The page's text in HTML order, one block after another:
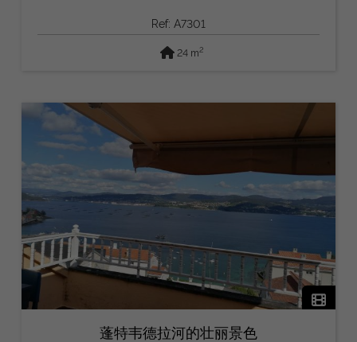
Ref: A7301
24 m2
蓬特韦德拉河的壮丽景色